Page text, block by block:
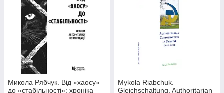
Микола Рябчук. Від «хаосу»
до «стабільності»: хроніка
Mykola Riabchuk.
Gleichschaltung. Authoritarian